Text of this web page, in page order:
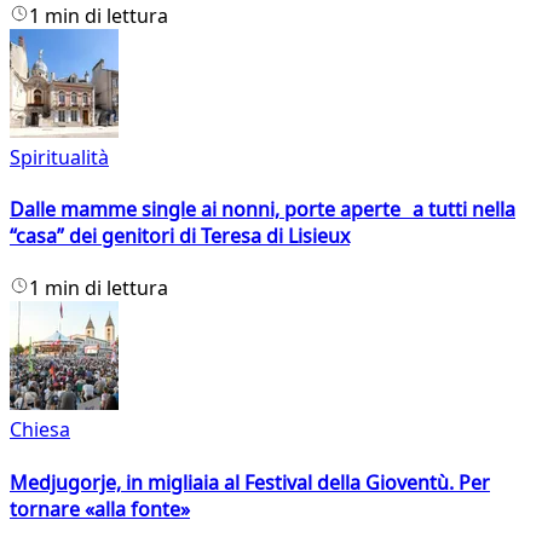
1 min di lettura
Spiritualità
Dalle mamme single ai nonni, porte aperte a tutti nella
“casa” dei genitori di Teresa di Lisieux
1 min di lettura
Chiesa
Medjugorje, in migliaia al Festival della Gioventù. Per
tornare «alla fonte»